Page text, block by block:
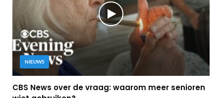
NIEUWS
CBS News over de vraag: waarom meer senioren